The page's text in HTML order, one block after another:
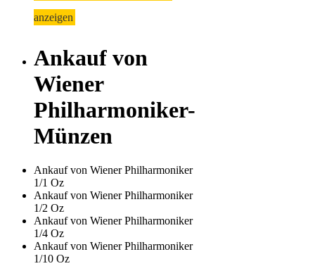
anzeigen
Ankauf von
Wiener
Philharmoniker-
Münzen
Ankauf von Wiener Philharmoniker
1/1 Oz
Ankauf von Wiener Philharmoniker
1/2 Oz
Ankauf von Wiener Philharmoniker
1/4 Oz
Ankauf von Wiener Philharmoniker
1/10 Oz